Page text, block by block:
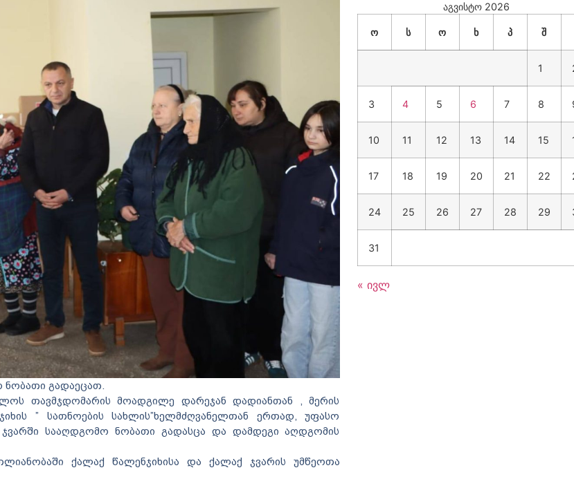
გადაეცათ.
თავმჯდომარის მოადგილე დარეჯან დადიანთან , მერის
” სათნოების სახლის”ხელმძღვანელთან ერთად, უფასო
სააღდგომო ნობათი გადასცა და დამდეგი აღდგომის
ქალაქ წალენჯიხისა და ქალაქ ჯვარის უმწეოთა
აგვისტო 2026
ო ს ო ხ პ შ
1
3 4 5 6 7 8
10 11 12 13 14 15
17 18 19 20 21 22
24 25 26 27 28 29
31
« ივლ